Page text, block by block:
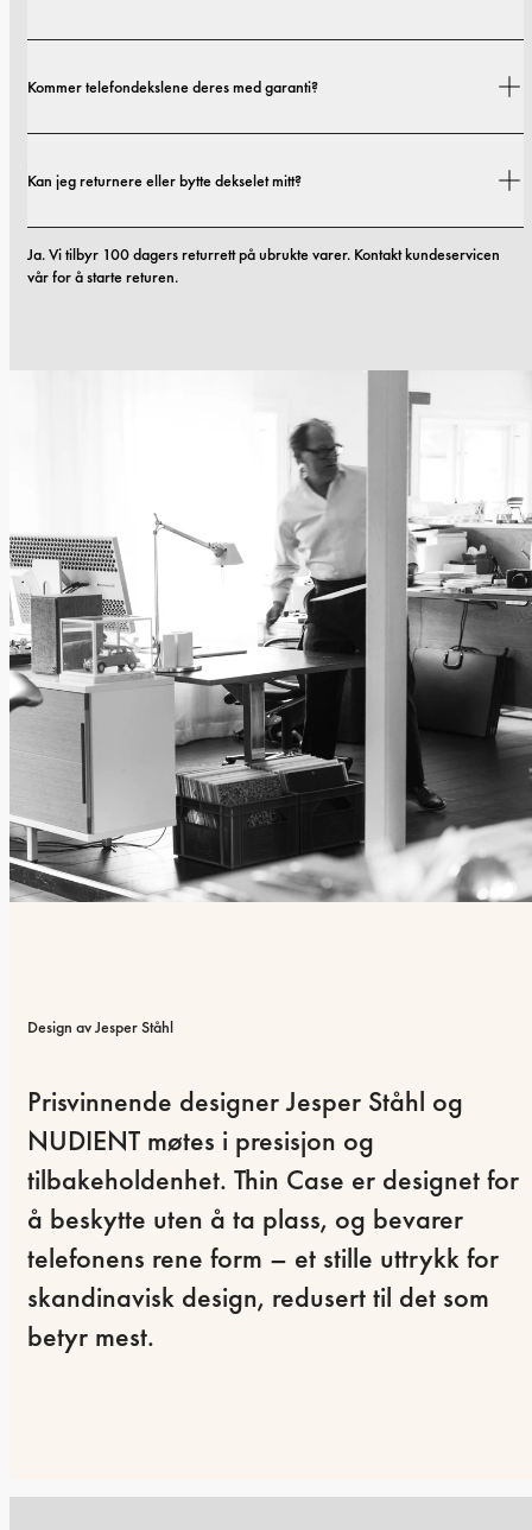
finner alle detaljer i vår fraktpolicy.
Kommer telefondekslene deres med garanti?
materialer eller utførelse innen de første 12 månedene, erstatter vi dekselet
Kan jeg returnere eller bytte dekselet mitt?
Ja. Vi tilbyr 100 dagers returrett på ubrukte varer. Kontakt kundeservicen
vår for å starte returen.
Design av Jesper Ståhl
Prisvinnende designer Jesper Ståhl og
NUDIENT møtes i presisjon og
tilbakeholdenhet. Thin Case er designet for
å beskytte uten å ta plass, og bevarer
telefonens rene form – et stille uttrykk for
skandinavisk design, redusert til det som
betyr mest.